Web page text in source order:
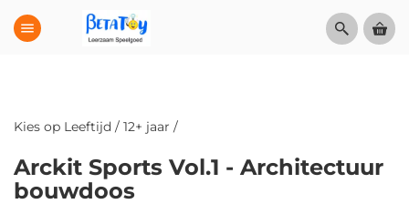
menu
Kies op Leeftijd / 12+ jaar /
Arckit Sports Vol.1 - Architectuur
bouwdoos